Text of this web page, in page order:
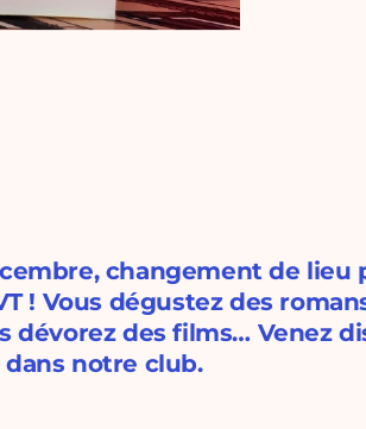
changement de
! Vous dégustez des
dévorez des films… Venez
notre club.